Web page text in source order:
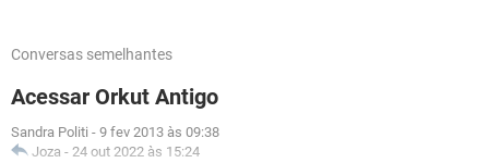
Conversas semelhantes
Acessar Orkut Antigo
Sandra Politi - 9 fev 2013 às 09:38
Joza - 24 out 2022 às 15:24